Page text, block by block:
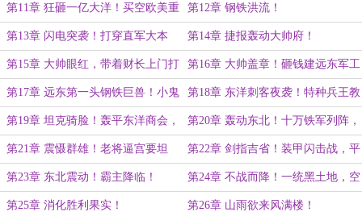
红：好儿子，借爹点装备？ 波暴富三千万英镑！
第11章 狂砸一亿大洋！买空欧美重
工
第12章 钢铁洪流！
第13章 闪电突袭！打穿直军大本
营！
第14章 捷报轰动大帅府！
第15章 大帅眼红，带着财长上门打
秋风！
第16章 大帅盖章！砸钱建远东军工
城，爆兵十万！
第17章 远东第一头钢铁巨兽！小鬼
子彻底慌了！
第18章 东洋刺客夜袭！特种兵王教
你做人！
第19章 坦克骑脸！轰平东洋商会，
霸气清场！
第20章 轰动东北！十万铁军列阵，
小鬼子低头！
第21章 震慑群雄！老将逼宫要坦
克，直接枪毙！
第22章 剑指吉省！装甲闪击战，平
推地头蛇！
第23章 东北震动！霸主降临！ 第24章 不战而降！一统黑土地，空
军雏形震惊列强！
第25章 消化胜利果实！ 第26章 山雨欲来风满楼！